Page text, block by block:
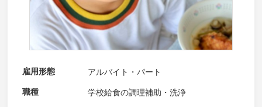
雇用形態 アルバイト・パート
職種 学校給食の調理補助・洗浄